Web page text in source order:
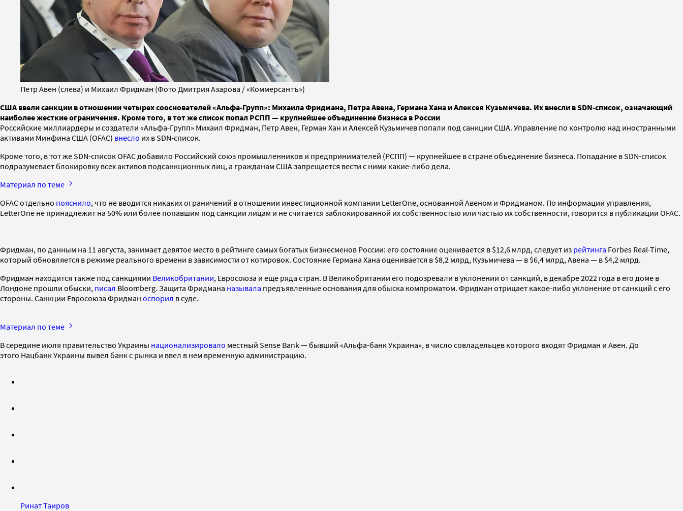
Петр Авен (слева) и Михаил Фридман (Фото Дмитрия Азарова / «Коммерсантъ»)
США ввели санкции в отношении четырех сооснователей «Альфа-Групп»: Михаила Фридмана, Петра Авена, Германа Хана и Алексея Кузьмичева. Их внесли в SDN-список, означающий
наиболее жесткие ограничения. Кроме того, в тот же список попал РСПП — крупнейшее объединение бизнеса в России
Российские миллиардеры и создатели «Альфа-Групп» Михаил Фридман, Петр Авен, Герман Хан и Алексей Кузьмичев попали под санкции США. Управление по контролю над иностранными
активами Минфина США (OFAC) внесло их в SDN-список.
Кроме того, в тот же SDN-список OFAC добавило Российский союз промышленников и предпринимателей (РСПП) — крупнейшее в стране объединение бизнеса. Попадание в SDN-список
подразумевает блокировку всех активов подсанкционных лиц, а гражданам США запрещается вести с ними какие-либо дела.
Материал по теме
OFAC отдельно пояснило, что не вводится никаких ограничений в отношении инвестиционной компании LetterOne, основанной Авеном и Фридманом. По информации управления,
LetterOne не принадлежит на 50% или более попавшим под санкции лицам и не считается заблокированной их собственностью или частью их собственности, говорится в публикации OFAC.
Фридман, по данным на 11 августа, занимает девятое место в рейтинге самых богатых бизнесменов России: его состояние оценивается в $12,6 млрд, следует из рейтинга Forbes Real-Time,
который обновляется в режиме реального времени в зависимости от котировок. Состояние Германа Хана оценивается в $8,2 млрд, Кузьмичева — в $6,4 млрд, Авена — в $4,2 млрд.
Фридман находится также под санкциями Великобритании, Евросоюза и еще ряда стран. В Великобритании его подозревали в уклонении от санкций, в декабре 2022 года в его доме в
Лондоне прошли обыски, писал Bloomberg. Защита Фридмана называла предъявленные основания для обыска компроматом. Фридман отрицает какое-либо уклонение от санкций с его
стороны. Санкции Евросоюза Фридман оспорил в суде.
Материал по теме
В середине июля правительство Украины национализировало местный Sense Bank — бывший «Альфа-банк Украина», в число совладельцев которого входят Фридман и Авен. До
этого Нацбанк Украины вывел банк с рынка и ввел в нем временную администрацию.
Ринат Таиров